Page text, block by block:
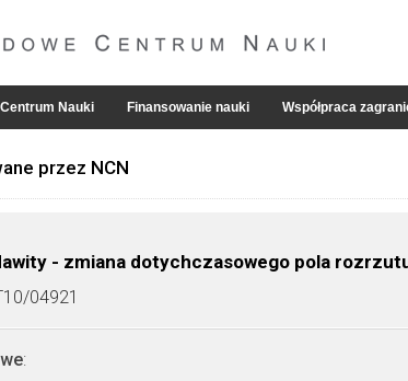
Nauki Finansowanie nauki Współpraca
przez NCN
- zmiana dotychczasowego pola
04921
: